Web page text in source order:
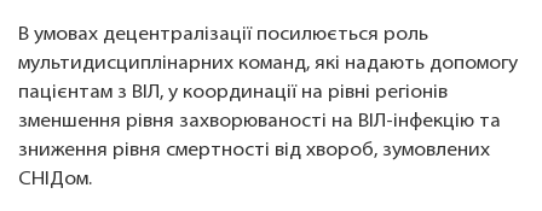
В умовах децентралізації посилюється роль
мультидисциплінарних команд, які надають допомогу
пацієнтам з ВІЛ, у координації на рівні регіонів
зменшення рівня захворюваності на ВІЛ-інфекцію та
зниження рівня смертності від хвороб, зумовлених
СНІДом.